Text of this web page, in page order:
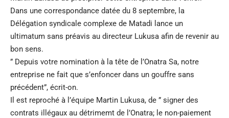
Dans une correspondance datée du 8 septembre, la
Délégation syndicale complexe de Matadi lance un
ultimatum sans préavis au directeur Lukusa afin de revenir au
bon sens.
” Depuis votre nomination à la tête de l’Onatra Sa, notre
entreprise ne fait que s’enfoncer dans un gouffre sans
précédent”, écrit-on.
Il est reproché à l’équipe Martin Lukusa, de ” signer des
contrats illégaux au détrimemt de l’Onatra; le non-paiement